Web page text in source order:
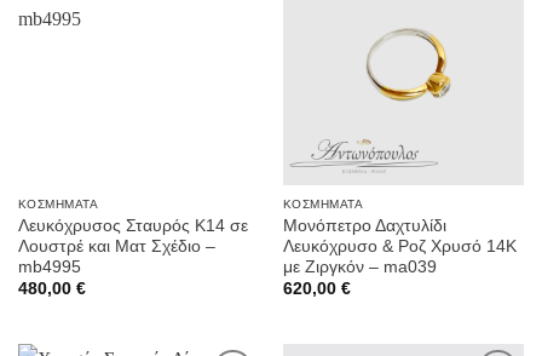
ΚΟΣΜΉΜΑΤΑ
Λευκόχρυσος Σταυρός Κ14 σε
Λουστρέ και Ματ Σχέδιο –
mb4995
480,00 €
ΚΟΣΜΉΜΑΤΑ
Μονόπετρο Δαχτυλίδι
Λευκόχρυσο & Ροζ Χρυσό 14Κ
με Ζιργκόν – ma039
620,00 €